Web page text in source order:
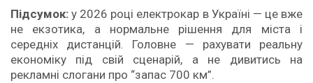
Підсумок: у 2026 році електрокар в Україні — це вже
не екзотика, а нормальне рішення для міста і
середніх дистанцій. Головне — рахувати реальну
економіку під свій сценарій, а не дивитись на
рекламні слогани про “запас 700 км”.